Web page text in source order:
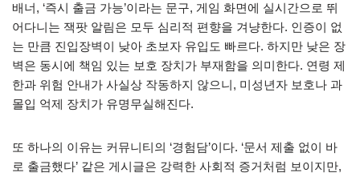
배너, ‘즉시 출금 가능’이라는 문구, 게임 화면에 실시간으로 뛰
어다니는 잭팟 알림은 모두 심리적 편향을 겨냥한다. 인증이 없
는 만큼 진입장벽이 낮아 초보자 유입도 빠르다. 하지만 낮은 장
벽은 동시에 책임 있는 보호 장치가 부재함을 의미한다. 연령 제
한과 위험 안내가 사실상 작동하지 않으니, 미성년자 보호나 과
몰입 억제 장치가 유명무실해진다.
또 하나의 이유는 커뮤니티의 ‘경험담’이다. ‘문서 제출 없이 바
로 출금했다’ 같은 게시글은 강력한 사회적 증거처럼 보이지만,